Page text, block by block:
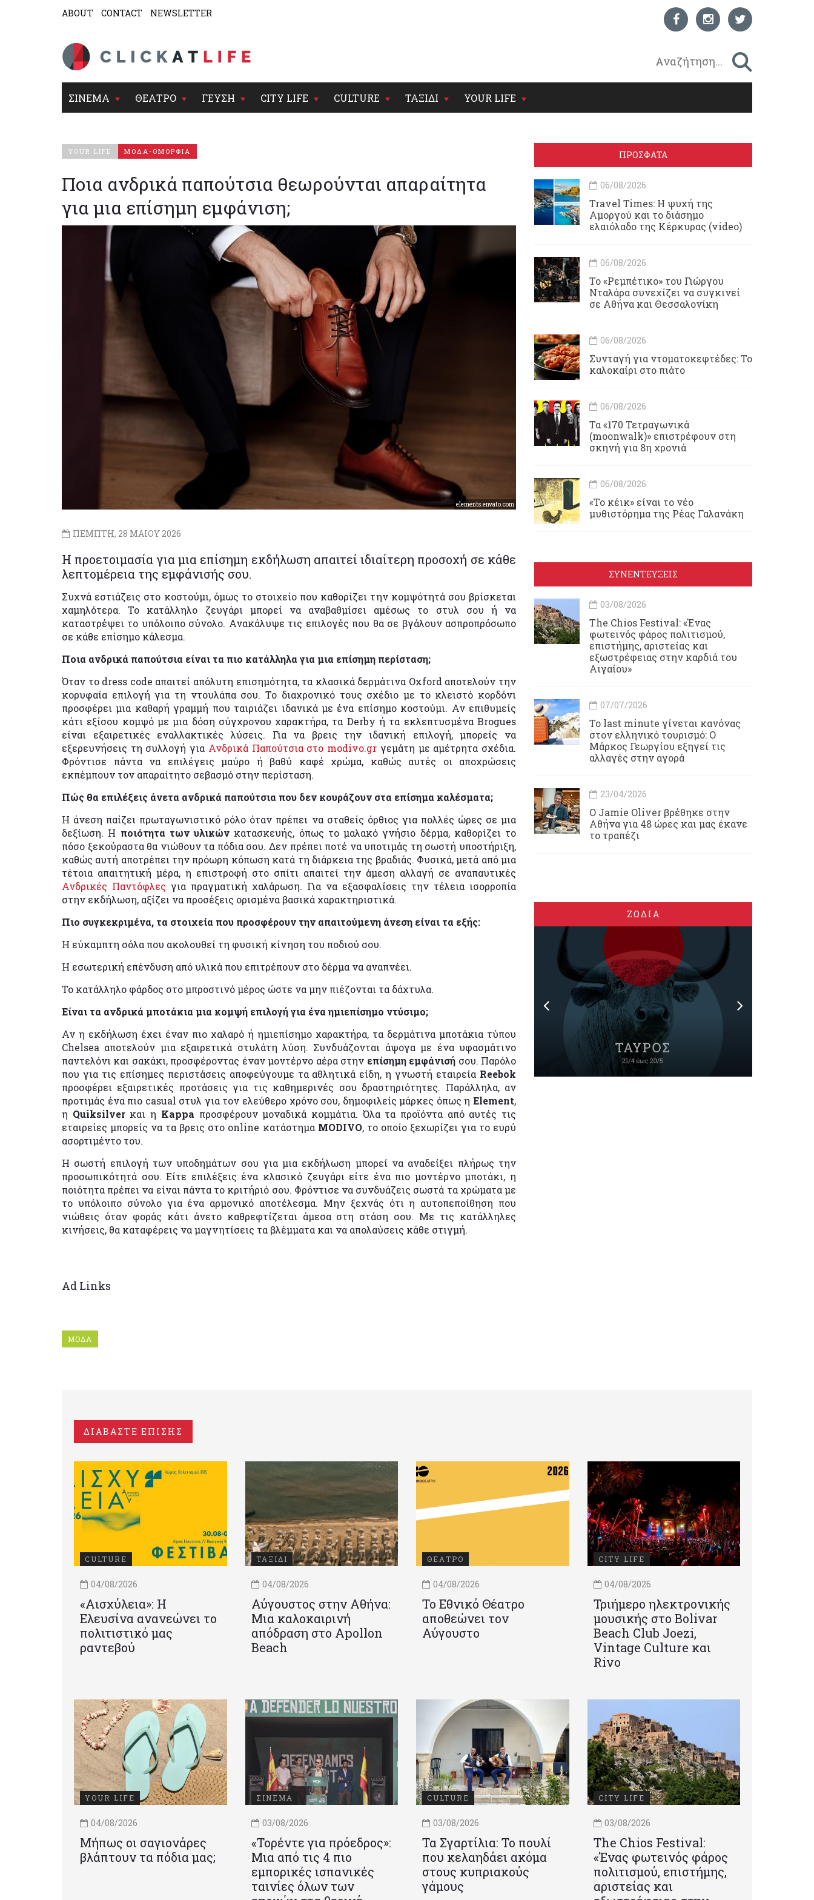
ABOUT CONTACT NEWSLETTER
ΣΙΝΕΜΑ ΘΕΑΤΡΟ ΓΕΥΣΗ CITY LIFE CULTURE ΤΑΞΙΔΙ YOUR LIFE
YOUR LIFE ΜΟΔΑ-ΟΜΟΡΦΙΑ
Ποια ανδρικά παπούτσια θεωρούνται απαραίτητα
για μια επίσημη εμφάνιση;
elements.envato.com
ΠΕΜΠΤΗ, 28 ΜΑΙΟΥ 2026
Η προετοιμασία για μια επίσημη εκδήλωση απαιτεί ιδιαίτερη προσοχή σε κάθε
λεπτομέρεια της εμφάνισής σου.
Συχνά εστιάζεις στο κοστούμι, όμως το στοιχείο που καθορίζει την κομψότητά σου βρίσκεται
χαμηλότερα. Το κατάλληλο ζευγάρι μπορεί να αναβαθμίσει αμέσως το στυλ σου ή να
καταστρέψει το υπόλοιπο σύνολο. Ανακάλυψε τις επιλογές που θα σε βγάλουν ασπροπρόσωπο
σε κάθε επίσημο κάλεσμα.
Ποια ανδρικά παπούτσια είναι τα πιο κατάλληλα για μια επίσημη περίσταση;
Όταν το dress code απαιτεί απόλυτη επισημότητα, τα κλασικά δερμάτινα Oxford αποτελούν την
κορυφαία επιλογή για τη ντουλάπα σου. Το διαχρονικό τους σχέδιο με το κλειστό κορδόνι
προσφέρει μια καθαρή γραμμή που ταιριάζει ιδανικά με ένα επίσημο κοστούμι. Αν επιθυμείς
κάτι εξίσου κομψό με μια δόση σύγχρονου χαρακτήρα, τα Derby ή τα εκλεπτυσμένα Brogues
είναι εξαιρετικές εναλλακτικές λύσεις. Για να βρεις την ιδανική επιλογή, μπορείς να
εξερευνήσεις τη συλλογή για Ανδρικά Παπούτσια στο modivo.gr γεμάτη με αμέτρητα σχέδια.
Φρόντισε πάντα να επιλέγεις μαύρο ή βαθύ καφέ χρώμα, καθώς αυτές οι αποχρώσεις
εκπέμπουν τον απαραίτητο σεβασμό στην περίσταση.
Πώς θα επιλέξεις άνετα ανδρικά παπούτσια που δεν κουράζουν στα επίσημα καλέσματα;
Η άνεση παίζει πρωταγωνιστικό ρόλο όταν πρέπει να σταθείς όρθιος για πολλές ώρες σε μια
δεξίωση. Η ποιότητα των υλικών κατασκευής, όπως το μαλακό γνήσιο δέρμα, καθορίζει το
πόσο ξεκούραστα θα νιώθουν τα πόδια σου. Δεν πρέπει ποτέ να υποτιμάς τη σωστή υποστήριξη,
καθώς αυτή αποτρέπει την πρόωρη κόπωση κατά τη διάρκεια της βραδιάς. Φυσικά, μετά από μια
τέτοια απαιτητική μέρα, η επιστροφή στο σπίτι απαιτεί την άμεση αλλαγή σε αναπαυτικές
Ανδρικές Παντόφλες για πραγματική χαλάρωση. Για να εξασφαλίσεις την τέλεια ισορροπία
στην εκδήλωση, αξίζει να προσέξεις ορισμένα βασικά χαρακτηριστικά.
Πιο συγκεκριμένα, τα στοιχεία που προσφέρουν την απαιτούμενη άνεση είναι τα εξής:
Η εύκαμπτη σόλα που ακολουθεί τη φυσική κίνηση του ποδιού σου.
Η εσωτερική επένδυση από υλικά που επιτρέπουν στο δέρμα να αναπνέει.
Το κατάλληλο φάρδος στο μπροστινό μέρος ώστε να μην πιέζονται τα δάχτυλα.
Είναι τα ανδρικά μποτάκια μια κομψή επιλογή για ένα ημιεπίσημο ντύσιμο;
Αν η εκδήλωση έχει έναν πιο χαλαρό ή ημιεπίσημο χαρακτήρα, τα δερμάτινα μποτάκια τύπου
Chelsea αποτελούν μια εξαιρετικά στυλάτη λύση. Συνδυάζονται άψογα με ένα υφασμάτινο
παντελόνι και σακάκι, προσφέροντας έναν μοντέρνο αέρα στην επίσημη εμφάνισή σου. Παρόλο
που για τις επίσημες περιστάσεις αποφεύγουμε τα αθλητικά είδη, η γνωστή εταιρεία Reebok
προσφέρει εξαιρετικές προτάσεις για τις καθημερινές σου δραστηριότητες. Παράλληλα, αν
προτιμάς ένα πιο casual στυλ για τον ελεύθερο χρόνο σου, δημοφιλείς μάρκες όπως η Element,
η Quiksilver και η Kappa προσφέρουν μοναδικά κομμάτια. Όλα τα προϊόντα από αυτές τις
εταιρείες μπορείς να τα βρεις στο online κατάστημα MODIVO, το οποίο ξεχωρίζει για το ευρύ
ασορτιμέντο του.
Η σωστή επιλογή των υποδημάτων σου για μια εκδήλωση μπορεί να αναδείξει πλήρως την
προσωπικότητά σου. Είτε επιλέξεις ένα κλασικό ζευγάρι είτε ένα πιο μοντέρνο μποτάκι, η
ποιότητα πρέπει να είναι πάντα το κριτήριό σου. Φρόντισε να συνδυάζεις σωστά τα χρώματα με
το υπόλοιπο σύνολο για ένα αρμονικό αποτέλεσμα. Μην ξεχνάς ότι η αυτοπεποίθηση που
νιώθεις όταν φοράς κάτι άνετο καθρεφτίζεται άμεσα στη στάση σου. Με τις κατάλληλες
κινήσεις, θα καταφέρεις να μαγνητίσεις τα βλέμματα και να απολαύσεις κάθε στιγμή.
Ad Links
ΜΟΔΑ
ΠΡΟΣΦΑΤΑ
06/08/2026
Travel Times: H ψυχή της
Αμοργού και το διάσημο
ελαιόλαδο της Κέρκυρας (video)
06/08/2026
Το «Ρεμπέτικο» του Γιώργου
Νταλάρα συνεχίζει να συγκινεί
σε Αθήνα και Θεσσαλονίκη
06/08/2026
Συνταγή για ντοματοκεφτέδες: Το
καλοκαίρι στο πιάτο
06/08/2026
Τα «170 Τετραγωνικά
(moonwalk)» επιστρέφουν στη
σκηνή για 8η χρονιά
06/08/2026
«Το κέικ» είναι το νέο
μυθιστόρημα της Ρέας Γαλανάκη
ΣΥΝΕΝΤΕΥΞΕΙΣ
03/08/2026
Τhe Chios Festival: «Ένας
φωτεινός φάρος πολιτισμού,
επιστήμης, αριστείας και
εξωστρέφειας στην καρδιά του
Αιγαίου»
07/07/2026
Το last minute γίνεται κανόνας
στον ελληνικό τουρισμό: Ο
Μάρκος Γεωργίου εξηγεί τις
αλλαγές στην αγορά
23/04/2026
Ο Jamie Oliver βρέθηκε στην
Αθήνα για 48 ώρες και μας έκανε
το τραπέζι
ΖΩΔΙΑ
ΔΙΑΒΑΣΤΕ ΕΠΙΣΗΣ
CULTURE
04/08/2026
«Αισχύλεια»: Η
Ελευσίνα ανανεώνει το
πολιτιστικό μας
ραντεβού
ΤΑΞΙΔΙ
04/08/2026
Αύγουστος στην Αθήνα:
Μια καλοκαιρινή
απόδραση στο Apollon
Beach
ΘΕΑΤΡΟ
04/08/2026
Το Εθνικό Θέατρο
αποθεώνει τον
Αύγουστο
CITY LIFE
04/08/2026
Τριήμερο ηλεκτρονικής
μουσικής στο Bolivar
Beach Club Joezi,
Vintage Culture και
Rivo
YOUR LIFE
04/08/2026
Μήπως οι σαγιονάρες
βλάπτουν τα πόδια μας;
ΣΙΝΕΜΑ
03/08/2026
«Τορέντε για πρόεδρος»:
Mια από τις 4 πιο
εμπορικές ισπανικές
ταινίες όλων των
CULTURE
03/08/2026
Τα Σγαρτίλια: Το πουλί
που κελαηδάει ακόμα
στους κυπριακούς
γάμους
CITY LIFE
03/08/2026
Τhe Chios Festival:
«Ένας φωτεινός φάρος
πολιτισμού, επιστήμης,
αριστείας και